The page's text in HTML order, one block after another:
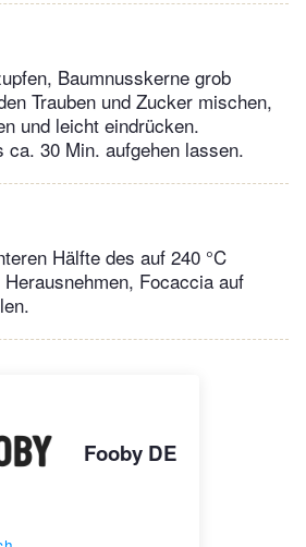
Baumnusskerne grob
Trauben und Zucker mischen,
und leicht eindrücken.
ca. 30 Min. aufgehen lassen.
Hälfte des auf 240 °C
Focaccia auf
Fooby DE